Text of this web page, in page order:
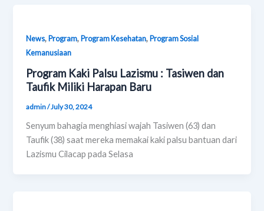
News, Program, Program Kesehatan, Program Sosial
Kemanusiaan
Program Kaki Palsu Lazismu : Tasiwen dan
Taufik Miliki Harapan Baru
admin/July 30, 2024
Senyum bahagia menghiasi wajah Tasiwen (63) dan
Taufik (38) saat mereka memakai kaki palsu bantuan dari
Lazismu Cilacap pada Selasa